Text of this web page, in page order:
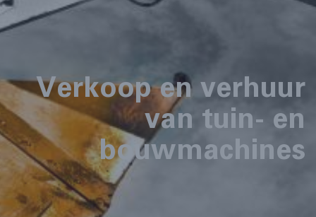
Verkoop en verhuur
van tuin- en
bouwmachines